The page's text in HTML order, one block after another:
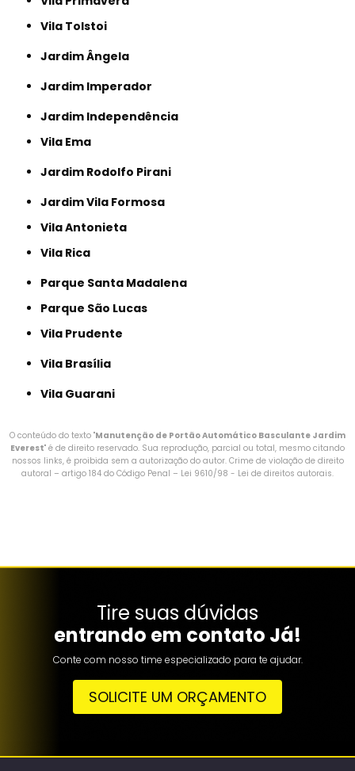
Vila Tolstoi
Jardim Ângela
Jardim Imperador
Jardim Independência
Vila Ema
Jardim Rodolfo Pirani
Jardim Vila Formosa
Vila Antonieta
Vila Rica
Parque Santa Madalena
Parque São Lucas
Vila Prudente
Vila Brasília
Vila Guarani
O conteúdo do texto "Manutenção de Portão Automático Basculante Jardim
Everest" é de direito reservado. Sua reprodução, parcial ou total, mesmo citando
nossos links, é proibida sem a autorização do autor. Crime de violação de direito
autoral – artigo 184 do Código Penal – Lei 9610/98 - Lei de direitos autorais.
Tire suas dúvidas
entrando em contato Já!
Conte com nosso time especializado para te ajudar.
SOLICITE UM ORÇAMENTO